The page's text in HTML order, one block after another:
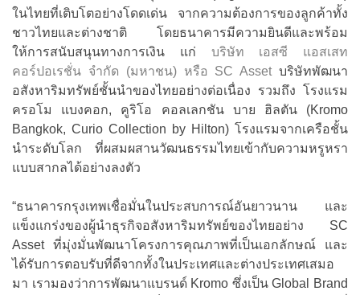
ในไทยที่เติบโตอย่างโดดเด่น จากความต้องการของลูกค้าทั้ง
ชาวไทยและต่างชาติ โดยธนาคารมีความยินดีและพร้อม
ให้การสนับสนุนทางการเงิน แก่ บริษัท เอสซี แอสเสท
คอร์ปอเรชั่น จำกัด (มหาชน) หรือ SC Assetบริษัทพัฒนา
อสังหาริมทรัพย์ชั้นนำของไทยอย่างต่อเนื่อง รวมถึง โรงแรม
ครอโม แบงคอก, คูริโอ คอลเลกชัน บาย ฮิลตัน (Kromo
Bangkok, Curio Collection by Hilton) โรงแรมจากเครือชั้น
นำระดับโลก ที่ผสมผสานวัฒนธรรมไทยเข้ากับความหรูหรา
แบบสากลได้อย่างลงตัว
“ธนาคารกรุงเทพเชื่อมั่นในประสบการณ์อันยาวนาน และ
แข็งแกร่งของผู้นำธุรกิจอสังหาริมทรัพย์ของไทยอย่าง SC
Asset ที่มุ่งมั่นพัฒนาโครงการคุณภาพที่เป็นเอกลักษณ์ และ
ได้รับการตอบรับที่ดีจากทั้งในประเทศและต่างประเทศเสมอ
มา เรามองว่าการพัฒนาแบรนด์ Kromo ซึ่งเป็น Global Brand